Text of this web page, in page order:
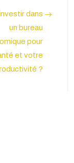
dans
un bureau
pour
et votre
?